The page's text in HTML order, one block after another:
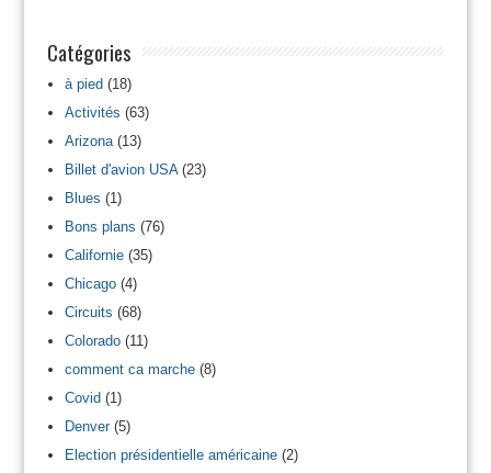
Catégories
à pied(18)
Activités (63)
Arizona(13)
Billet d'avion USA(23)
Blues (1)
Bons plans (76)
Californie(35)
Chicago(4)
Circuits (68)
Colorado(11)
comment ca marche(8)
Covid(1)
Denver(5)
Election présidentielle américaine(2)